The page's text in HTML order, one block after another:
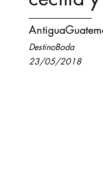
DestinoBoda
23/05/2018